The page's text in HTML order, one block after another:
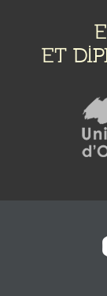
ET